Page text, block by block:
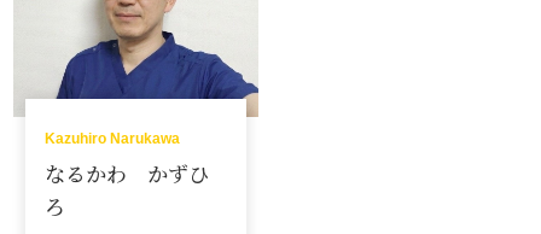
Kazuhiro Narukawa
なるかわ かずひ
ろ